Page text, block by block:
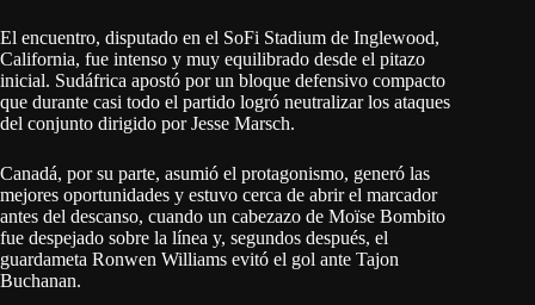
El encuentro, disputado en el SoFi Stadium de Inglewood,
California, fue intenso y muy equilibrado desde el pitazo
inicial. Sudáfrica apostó por un bloque defensivo compacto
que durante casi todo el partido logró neutralizar los ataques
del conjunto dirigido por Jesse Marsch.
Canadá, por su parte, asumió el protagonismo, generó las
mejores oportunidades y estuvo cerca de abrir el marcador
antes del descanso, cuando un cabezazo de Moïse Bombito
fue despejado sobre la línea y, segundos después, el
guardameta Ronwen Williams evitó el gol ante Tajon
Buchanan.